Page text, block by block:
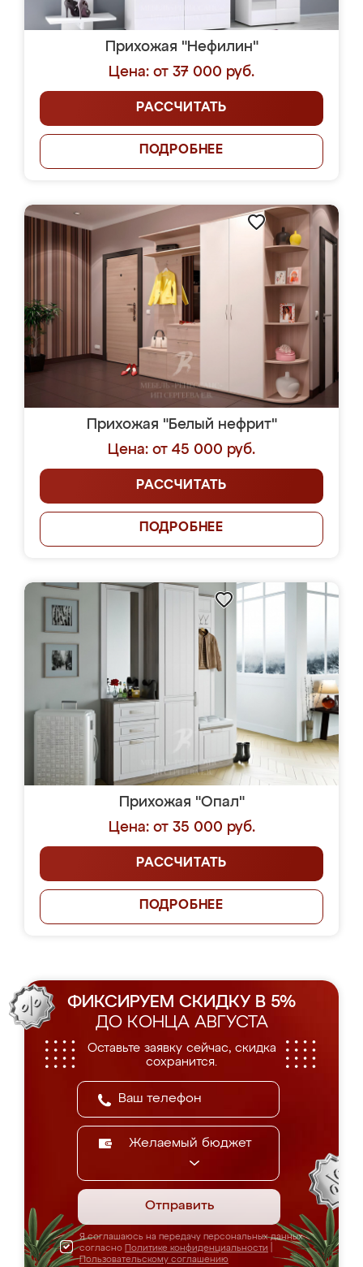
Прихожая "Нефилин"
Цена: от 37 000 руб.
РАССЧИТАТЬ
ПОДРОБНЕЕ
Прихожая "Белый нефрит"
Цена: от 45 000 руб.
РАССЧИТАТЬ
ПОДРОБНЕЕ
Прихожая "Опал"
Цена: от 35 000 руб.
РАССЧИТАТЬ
ПОДРОБНЕЕ
ФИКСИРУЕМ СКИДКУ В 5%
ДО КОНЦА АВГУСТА
Оставьте заявку сейчас, скидка
сохранится.
Желаемый бюджет
Отправить
Я соглашаюсь на передачу персональных данных
согласно Политике конфиденциальности
Пользовательскому соглашению